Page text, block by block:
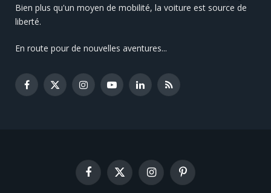
Bien plus qu'un moyen de mobilité, la voiture est source de
liberté.
En route pour de nouvelles aventures...
Facebook
X
InstagramYouTubeLinkedInRSS
Facebook
X
(Twitter)
InstagramPinterest